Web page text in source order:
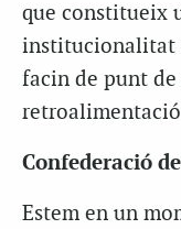
que constitueix
institucionalitat
facin de punt
Confederació
Estem en un